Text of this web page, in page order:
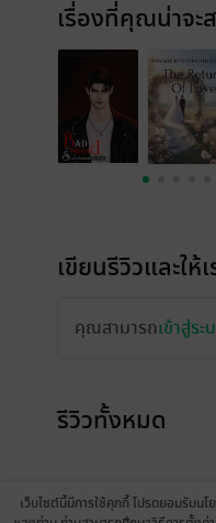
เรื่องที่คุณน่าจะ
เขียนรีวิวและให้
คุณสามารถเข้าสู่ระ
รีวิวทั้งหมด
เว็บไซต์นี้มีการใช้คุกกี้ โปรดยอมรับน